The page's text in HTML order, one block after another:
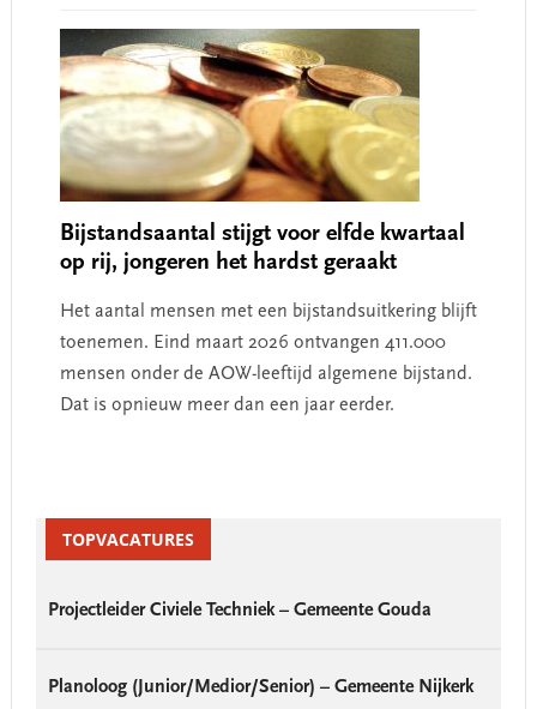
Bijstandsaantal stijgt voor elfde kwartaal
op rij, jongeren het hardst geraakt
Het aantal mensen met een bijstandsuitkering blijft
toenemen. Eind maart 2026 ontvangen 411.000
mensen onder de AOW-leeftijd algemene bijstand.
Dat is opnieuw meer dan een jaar eerder.
SidebarTOPVACATURES
Projectleider Civiele Techniek – Gemeente Gouda
Planoloog (Junior/Medior/Senior) – Gemeente Nijkerk